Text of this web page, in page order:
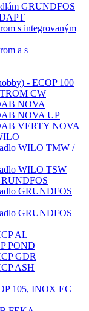
GRUNDFOS
s integrovaným
a s
- ECOP 100
CW
NOVA
NOVA UP
VERTY NOVA
WILO TMW /
WILO TSW
GRUNDFOS
GRUNDFOS
AL
POND
GDR
ASH
105, INOX EC